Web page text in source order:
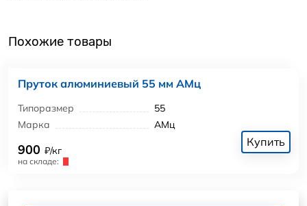
Похожие товары
Пруток алюминиевый 55 мм АМц
Типоразмер
55
Марка
АМц
900 ₽/кг
на складе:
Купить